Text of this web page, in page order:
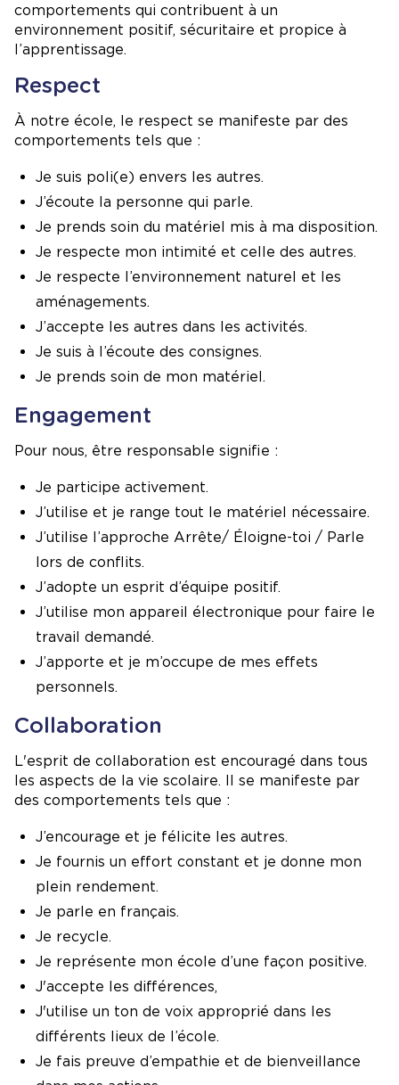
comportements qui contribuent à un
environnement positif, sécuritaire et propice à
l’apprentissage.
Respect
À notre école, le respect se manifeste par des
comportements tels que :
Je suis poli(e) envers les autres.
J’écoute la personne qui parle.
Je prends soin du matériel mis à ma disposition.
Je respecte mon intimité et celle des autres.
Je respecte l’environnement naturel et les
aménagements.
J’accepte les autres dans les activités.
Je suis à l’écoute des consignes.
Je prends soin de mon matériel.
Engagement
Pour nous, être responsable signifie :
Je participe activement.
J’utilise et je range tout le matériel nécessaire.
J’utilise l’approche Arrête/ Éloigne-toi / Parle
lors de conflits.
J’adopte un esprit d’équipe positif.
J’utilise mon appareil électronique pour faire le
travail demandé.
J’apporte et je m’occupe de mes effets
personnels.
Collaboration
L'esprit de collaboration est encouragé dans tous
les aspects de la vie scolaire. Il se manifeste par
des comportements tels que :
J’encourage et je félicite les autres.
Je fournis un effort constant et je donne mon
plein rendement.
Je parle en français.
Je recycle.
Je représente mon école d’une façon positive.
J'accepte les différences,
J'utilise un ton de voix approprié dans les
différents lieux de l’école.
Je fais preuve d’empathie et de bienveillance